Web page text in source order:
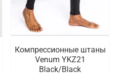
Компрессионные штаны
Venum YKZ21
Black/Black